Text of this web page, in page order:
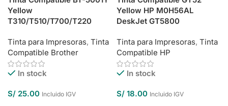
Yellow
T310/T510/T700/T220
Tinta para Impresoras, Tinta
Compatible Brother
In stock
S/ 25.00 Incluido IGV
Yellow HP M0H56AL
DeskJet GT5800
Tinta para Impresoras, Tinta
Compatible HP
In stock
S/ 18.00 Incluido IGV